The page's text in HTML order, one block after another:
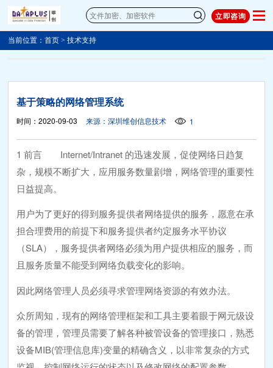
立即咨询
当前位置：首页 >技术支持
基于策略的网络管理系统
时间：2020-09-03 来源：深圳维创信息技术 1
1 前言 Internet/Intranet 的迅速发展，促使网络日趋复
杂，规模不断扩大，应用服务数量剧增，网络管理的重要性
日益提高。
用户为了更好的得到服务提供者网络提供的服务，愿意在承
担合理费用的前提下和服务提供者约定服务水平协议
（SLA），服务提供者网络必须为用户提供相应的服务，而
且服务质量不能受到网络负载变化的影响。
因此网络管理人员必须寻求管理网络资源的有效办法。
众所周知，现有的网络管理框架和工具主要着眼于网元级设
备的管理，管理员需要了解各种被管设备的管理接口，熟悉
设备MIB(管理信息库)变量的精确含义，以非常复杂的方式